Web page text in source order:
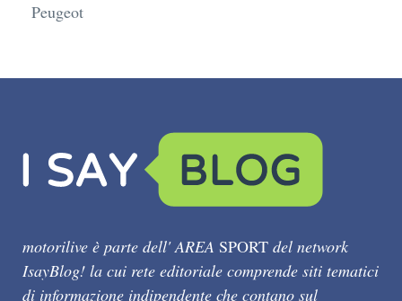
Peugeot
motorilive è parte dell' AREA SPORT del network
IsayBlog! la cui rete editoriale comprende siti tematici
di informazione indipendente che contano sul